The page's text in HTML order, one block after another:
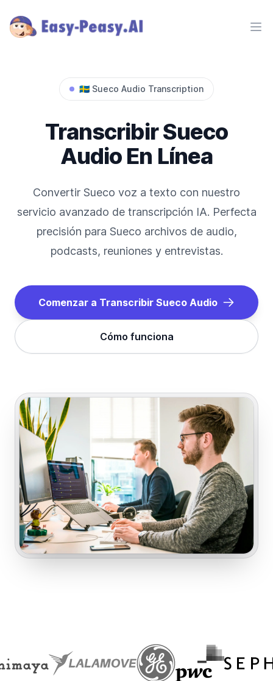
🇸🇪 Sueco Audio Transcription
TranscribirSueco
Audio En Línea
Convertir Sueco voz a texto con nuestro
servicio avanzado de transcripción IA. Perfecta
precisión para Sueco archivos de audio,
podcasts, reuniones y entrevistas.
Comenzar a Transcribir Sueco Audio
Cómo funciona